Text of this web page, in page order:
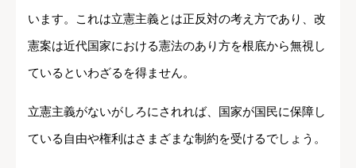
います。これは立憲主義とは正反対の考え方であり、改
憲案は近代国家における憲法のあり方を根底から無視し
ているといわざるを得ません。
立憲主義がないがしろにされれば、国家が国民に保障し
ている自由や権利はさまざまな制約を受けるでしょう。